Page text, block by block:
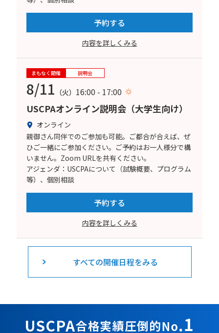
予約する
内容を詳しくみる
まもなく開催 説明会
8/11 （火） 16:00 - 17:00
USCPAオンライン説明会（大学生向け）
オンライン
親御さん同伴でのご参加も可能。ご都合が合えば、ぜ
ひご一緒にご参加ください。ご予約はお一人様分で構
いません。Zoom URLを共有ください。
アジェンダ：USCPAについて（試験概要、プログラム
等）、個別相談
予約する
内容を詳しくみる
すべての開催日程をみる